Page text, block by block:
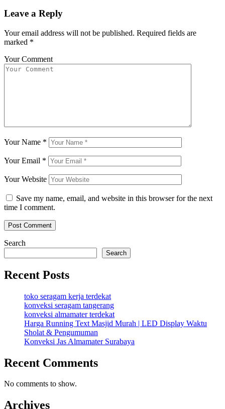
Leave a Reply
Your email address will not be published. Required fields are
marked *
Your Comment
Your Name *
Your Email *
Your Website
Save my name, email, and website in this browser for the next
time I comment.
Search
Search
Recent Posts
toko seragam kerja terdekat
konveksi seragam tangerang
konveksi almamater terdekat
Harga Running Text Masjid Murah | LED Display Waktu
Sholat & Pengumuman
Konveksi Jas Almamater Surabaya
Recent Comments
No comments to show.
Archives